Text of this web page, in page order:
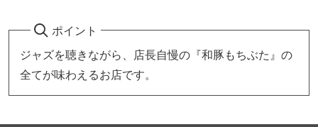
ポイント
ジャズを聴きながら、店長自慢の『和豚もちぶた』の
全てが味わえるお店です。